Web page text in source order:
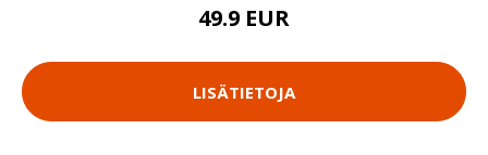
49.9 EUR
LISÄTIETOJA